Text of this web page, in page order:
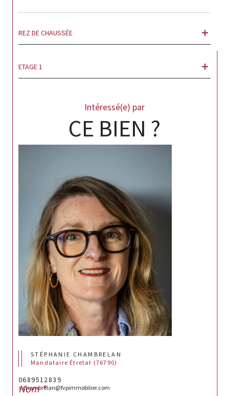
REZ DE CHAUSSÉE
ETAGE 1
Intéressé(e) par
CE BIEN ?
STÉPHANIE CHAMBRELAN
Mandataire Étretat (76790)
0689512839
s.chambrelan@fvpimmobilier.com
Nom *